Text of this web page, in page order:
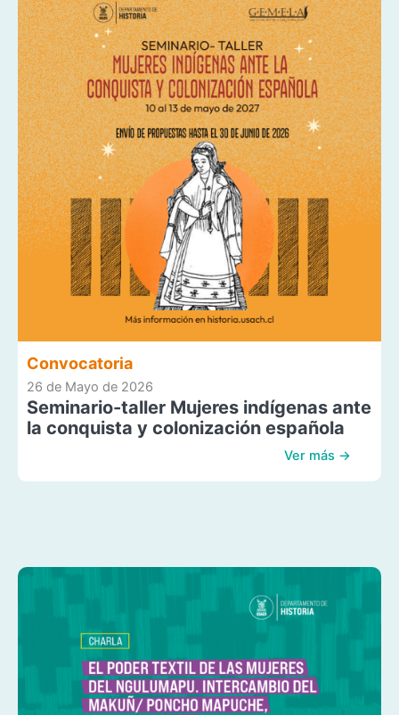
Convocatoria
26 de Mayo de 2026
Seminario-taller Mujeres indígenas ante
la conquista y colonización española
Ver más →